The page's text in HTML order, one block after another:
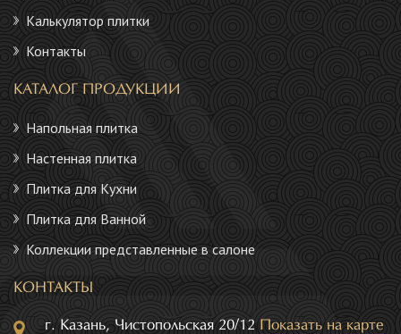
Калькулятор плитки
Контакты
КАТАЛОГ ПРОДУКЦИИ
Напольная плитка
Настенная плитка
Плитка для Кухни
Плитка для Ванной
Коллекции представленные в салоне
КОНТАКТЫ
г. Казань, Чистопольская 20/12 Показать на карте